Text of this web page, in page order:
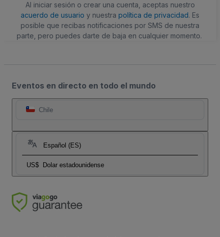
Al iniciar sesión o crear una cuenta, aceptas nuestro
acuerdo de usuario y nuestra política de privacidad. Es
posible que recibas notificaciones por SMS de nuestra
parte, pero puedes darte de baja en cualquier momento.
Eventos en directo en todo el mundo
Chile
Español (ES)
US$ Dolar estadounidense